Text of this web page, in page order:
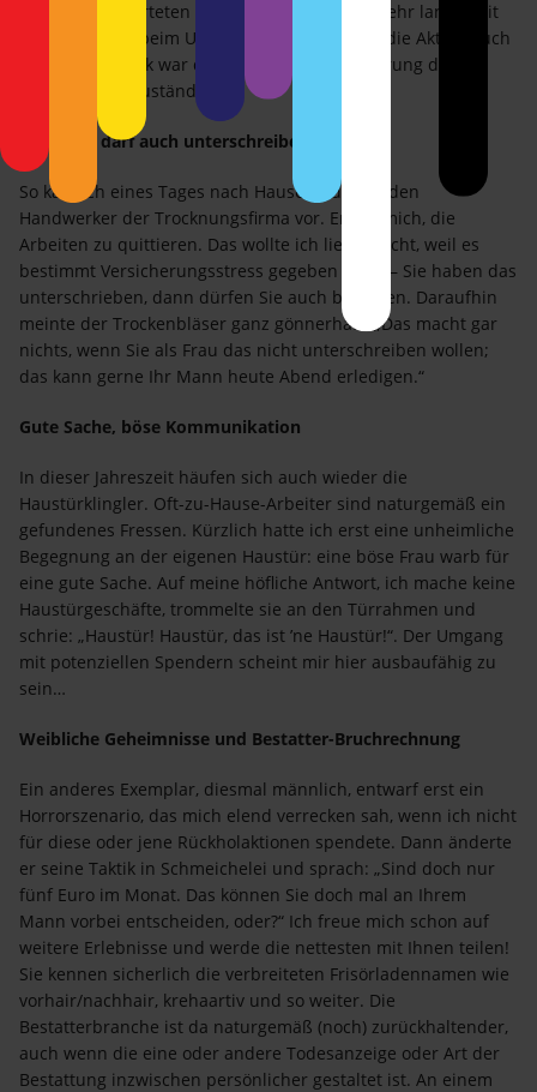
Nachmieter warteten und drei Wochen eine sehr lange Zeit
sind, wenn sie beim Umzug fehlen. Billig war die Aktion auch
nicht; zum Glück war dafür noch die Versicherung der
Vorbewohner zuständig.
Frauchen darf auch unterschreiben
So kam ich eines Tages nach Hause und fand den
Handwerker der Trocknungsfirma vor. Er bat mich, die
Arbeiten zu quittieren. Das wollte ich lieber nicht, weil es
bestimmt Versicherungsstress gegeben hätte – Sie haben das
unterschrieben, dann dürfen Sie auch bezahlen. Daraufhin
meinte der Trockenbläser ganz gönnerhaft: „Das macht gar
nichts, wenn Sie als Frau das nicht unterschreiben wollen;
das kann gerne Ihr Mann heute Abend erledigen.“
Gute Sache, böse Kommunikation
In dieser Jahreszeit häufen sich auch wieder die
Haustürklingler. Oft-zu-Hause-Arbeiter sind naturgemäß ein
gefundenes Fressen. Kürzlich hatte ich erst eine unheimliche
Begegnung an der eigenen Haustür: eine böse Frau warb für
eine gute Sache. Auf meine höfliche Antwort, ich mache keine
Haustürgeschäfte, trommelte sie an den Türrahmen und
schrie: „Haustür! Haustür, das ist ’ne Haustür!“. Der Umgang
mit potenziellen Spendern scheint mir hier ausbaufähig zu
sein…
Weibliche Geheimnisse und Bestatter-Bruchrechnung
Ein anderes Exemplar, diesmal männlich, entwarf erst ein
Horrorszenario, das mich elend verrecken sah, wenn ich nicht
für diese oder jene Rückholaktionen spendete. Dann änderte
er seine Taktik in Schmeichelei und sprach: „Sind doch nur
fünf Euro im Monat. Das können Sie doch mal an Ihrem
Mann vorbei entscheiden, oder?“ Ich freue mich schon auf
weitere Erlebnisse und werde die nettesten mit Ihnen teilen!
Sie kennen sicherlich die verbreiteten Frisörladennamen wie
vorhair/nachhair, krehaartiv und so weiter. Die
Bestatterbranche ist da naturgemäß (noch) zurückhaltender,
auch wenn die eine oder andere Todesanzeige oder Art der
Bestattung inzwischen persönlicher gestaltet ist. An einem